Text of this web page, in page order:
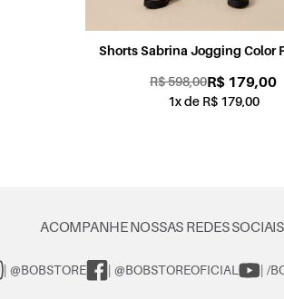
Shorts Sabrina Jogging Color
R$ 598,00R$ 179,00
1x de R$ 179,00
ACOMPANHE NOSSAS REDES SOCIAIS
| @BOBSTORE | @BOBSTOREOFICIAL | /